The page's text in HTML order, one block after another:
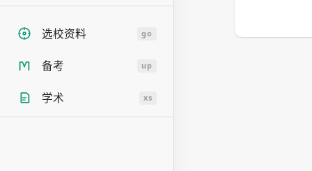
选校资料 go
备考 up
学术 xs